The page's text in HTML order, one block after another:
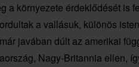
a környezete érdeklődését is
a vallásuk, különös
javában dúlt az amerikai
Nagy-Britannia ellen,